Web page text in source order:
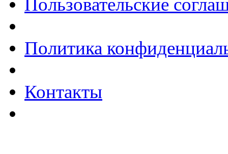
Пользовательские
Политика
Контакты